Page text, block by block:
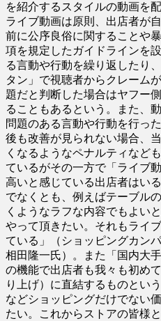
を紹介するスタイルの動画を
ライブ動画は原則、出店者が
前に公序良俗に関することや
項を規定したガイドラインを
る言動や行動を繰り返したり
タン」で視聴者からクレーム
題だと判断した場合はヤフー
ることもあるという。また、
問題のある言動や行動を行っ
後も改善が見られない場合、
くなるようなペナルティなど
ているがその一方で「ライブ
高いと感じている出店者はい
でなくとも、例えばテーブル
くようなラフな内容でもよい
やって頂きたい。それもライ
ている」（ショッピングカン
相田隆一氏）。また「国内大
の機能で出店者も我々も初め
り上げ）に直結するものとい
などショッピングだけでない
たい。これからストアの皆様